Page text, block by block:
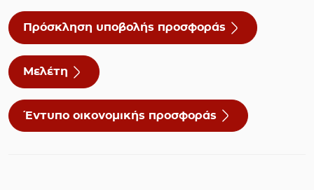
Πρόσκληση υποβολής προσφοράς
Μελέτη
Έντυπο οικονομικής προσφοράς